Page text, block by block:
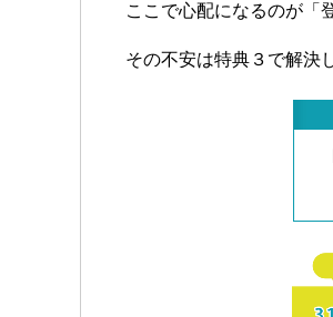
ここで心配になるのが「
その不安は特典３で解決